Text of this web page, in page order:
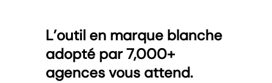
Aidez vos clients à comprendre les résultats en
quelques minutes, pas en réunions.
Explorez les outils de reporting IA
de bord rendent les insights évidents et vos résultats
incontestables. Des graphiques intégrés qui rendent
les données complexes faciles à comprendre—et
impossibles à ignorer.
L’outil en marque blanche
adopté par 7,000+
agences vous attend.